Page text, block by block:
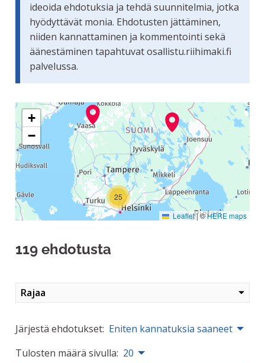
ideoida ehdotuksia ja tehdä suunnitelmia, jotka
hyödyttävät monia. Ehdotusten jättäminen,
niiden kannattaminen ja kommentointi sekä
äänestäminen tapahtuvat osallistu.riihimaki.fi
palvelussa.
Seuraavassa elementissä on kartta, joka esittää
25
+
−
Leaflet|©HERE maps
119 ehdotusta
Rajaa
Järjestä ehdotukset: Eniten kannatuksia saaneet
Tulosten määrä sivulla: 20